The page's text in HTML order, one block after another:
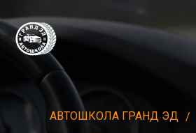
АВТОШКОЛА ГРАНД ЭД